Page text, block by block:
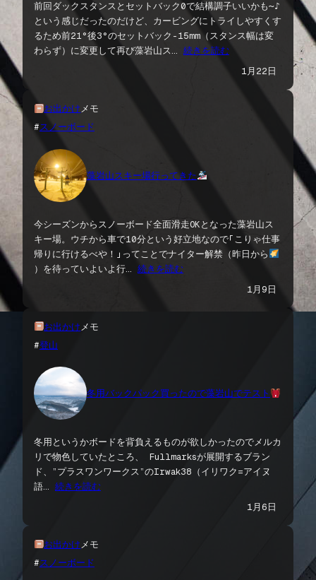
前回ダックスタンスとセットバック0で結構調子いいかも〜♪
という感じだったのだけど、カービングにトライしやすくす
るため前21°後3°のセットバック-15mm（スタンス幅は変
わらず）に変更して再び藻岩山ス… 続きを読む
1月22日
お出かけ メモ
#スノーボード
藻岩山スキー場行ってきた
今シーズンからスノーボード全面滑走OKとなった藻岩山ス
キー場。ウチから車で10分という好立地なので「こりゃ仕事
帰りに行けるべや！」ってことでナイター解禁（昨日から
）を待っていよいよ行… 続きを読む
1月9日
お出かけ メモ
#登山
冬用バックパック買ったので藻岩山でテスト
冬用というかボードを背負えるものが欲しかったのでメルカ
リで物色していたところ、 Fullmarksが展開するブラン
ド、”プラスワンワークス”のIrwak38（イリワク=アイヌ
語… 続きを読む
1月6日
お出かけ メモ
# スノーボード